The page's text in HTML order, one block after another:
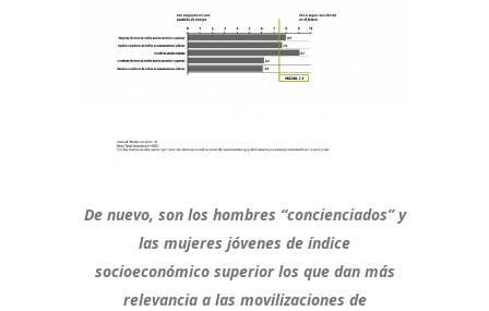
De nuevo, son los hombres “concienciados” y
las mujeres jóvenes de índice
socioeconómico superior los que dan más
relevancia a las movilizaciones de